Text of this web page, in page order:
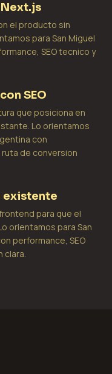
el producto sin
para San Miguel
SEO tecnico y
SEO
que posiciona en
Lo orientamos
con
ruta de conversion
existente
para que el
orientamos para San
performance, SEO
clara.